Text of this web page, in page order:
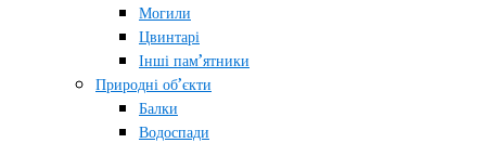
Могили
Цвинтарі
Інші пам’ятники
Природні об’єкти
Балки
Водоспади